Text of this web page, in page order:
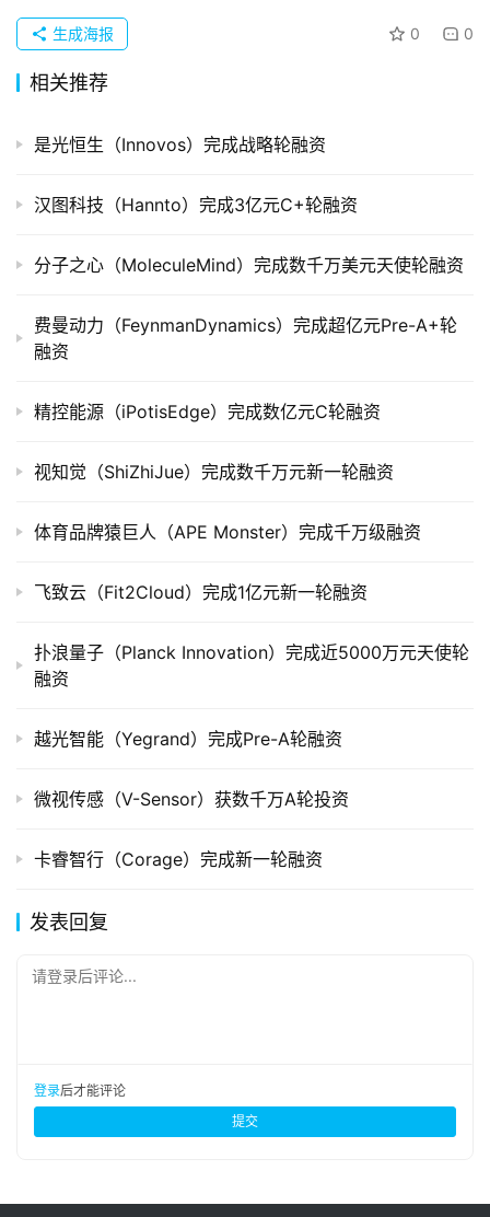
发
布
并
重
司
市
投
业
登录
0 0
生成海报
相关推荐
是光恒生（Innovos）完成战略轮融资
汉图科技（Hannto）完成3亿元C+轮融资
分子之心（MoleculeMind）完成数千万美元天使轮融资
费曼动力（FeynmanDynamics）完成超亿元Pre-A+轮
融资
精控能源（iPotisEdge）完成数亿元C轮融资
视知觉（ShiZhiJue）完成数千万元新一轮融资
体育品牌猿巨人（APE Monster）完成千万级融资
飞致云（Fit2Cloud）完成1亿元新一轮融资
扑浪量子（Planck Innovation）完成近5000万元天使轮
融资
越光智能（Yegrand）完成Pre-A轮融资
微视传感（V-Sensor）获数千万A轮投资
卡睿智行（Corage）完成新一轮融资
发表回复
请登录后评论...
登录后才能评论
提交